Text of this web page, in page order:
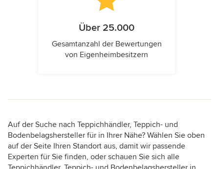
Über 25.000
Gesamtanzahl der Bewertungen
von Eigenheimbesitzern
Auf der Suche nach Teppichhändler, Teppich- und
Bodenbelagshersteller für in Ihrer Nähe? Wählen Sie oben
auf der Seite Ihren Standort aus, damit wir passende
Experten für Sie finden, oder schauen Sie sich alle